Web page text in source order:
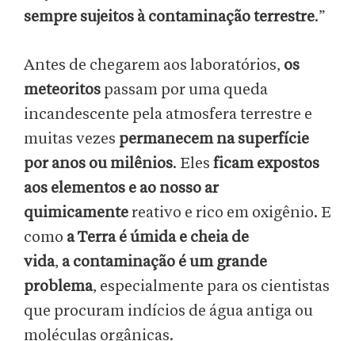
sempre sujeitos à contaminação terrestre.”
Antes de chegarem aos laboratórios, os
meteoritos passam por uma queda
incandescente pela atmosfera terrestre e
muitas vezes permanecem na superfície
por anos ou milênios. Eles ficam expostos
aos elementos e ao nosso ar
quimicamentereativo e rico em oxigênio. E
como a Terra é úmida e cheia de
vida, a contaminação é um grande
problema, especialmente para os cientistas
que procuram indícios de água antiga ou
moléculas orgânicas.